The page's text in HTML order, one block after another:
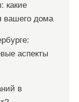
какие
вашего дома
аспекты
в